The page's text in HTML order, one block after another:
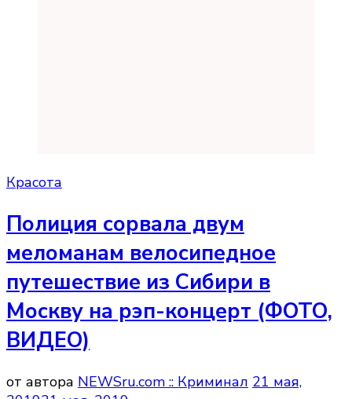
Красота
Полиция сорвала двум
меломанам велосипедное
путешествие из Сибири в
Москву на рэп-концерт (ФОТО,
ВИДЕО)
от автора NEWSru.com :: Криминал 21 мая,